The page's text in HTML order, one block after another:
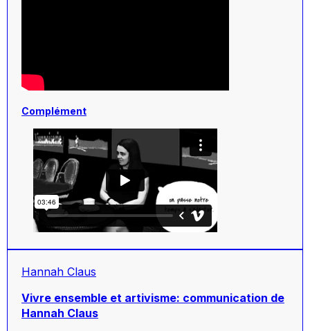
Complément
Hannah Claus
Vivre ensemble et artivisme: communication de
Hannah Claus